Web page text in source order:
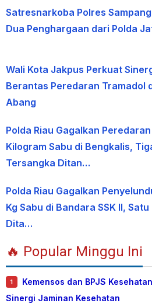
Satresnarkoba Polres Sampang
Dua Penghargaan dari Polda
Wali Kota Jakpus Perkuat
Berantas Peredaran Tramadol
Abang
Polda Riau Gagalkan
Kilogram Sabu di Bengkalis,
Tersangka Ditan…
Polda Riau Gagalkan
Kg Sabu di Bandara SSK II, Satu
Dita…
🔥 Popular Minggu Ini
1
Kemensos dan BPJS
Sinergi Jaminan Kesehatan